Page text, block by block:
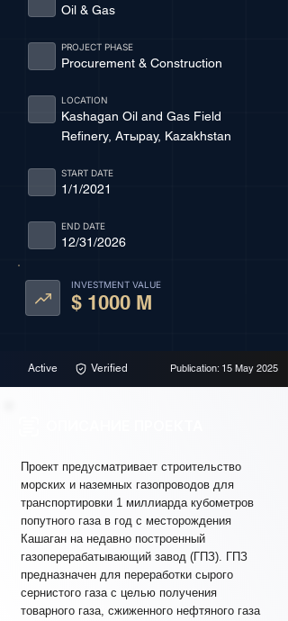
Oil & Gas
Procurement & Construction
PROJECT PHASE
Kashagan Oil and Gas Field
Refinery, Атырау, Kazakhstan
LOCATION
1/1/2021
START DATE
12/31/2026
END DATE
INVESTMENT VALUE
$ 1000 M
Active Verified Publication: 15 May 2025
Проект предусматривает строительство
морских и наземных газопроводов для
транспортировки 1 миллиарда кубометров
попутного газа в год с месторождения
Кашаган на недавно построенный
газоперерабатывающий завод (ГПЗ). ГПЗ
предназначен для переработки сырого
сернистого газа с целью получения
товарного газа, сжиженного нефтяного газа